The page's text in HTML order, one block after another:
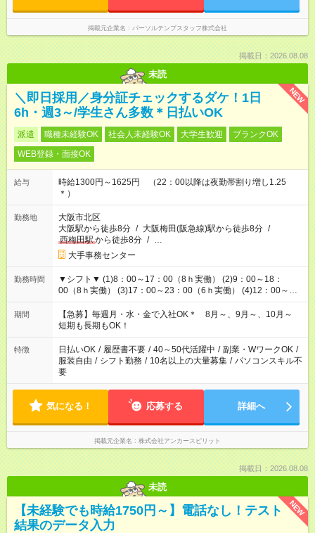
掲載元企業名 パーソルテンプスタッフ株式会社
掲載日：2026.08.08
未読
NEW
＼即日採用／身分証チェックするダケ！1日
6h・週3～/学生さん多数＊日払いOK
派遣 職種未経験OK 社会人未経験OK 大学生歓迎
ブランクOK
WEB登録・面接OK
給与
時給1300円～1625円 （22：00以降は夜勤帯割り増し1.25
＊）
勤務地
大阪市北区
大阪駅から徒歩8分 / 大阪梅田(阪急線)駅から徒歩8分 /
西梅田駅から徒歩8分 / …
大手事務センター
勤務時間
▼シフト▼ (1)8：00～17：00（8ｈ実働） (2)9：00～18：
00（8ｈ実働） (3)17：00～23：00（6ｈ実働） (4)12：00～
21：00（8ｈ実働） (5)23：00～8：00（8ｈ実働）
期間
【急募】毎週月・水・金で入社OK＊ 8月～、9月～、10月～
短期も長期もOK！
特徴 日払いOK / 履歴書不要 / 40～50代活躍中 / 副業・WワークOK /
服装自由 / シフト勤務 / 10名以上の大量募集 / パソコンスキル不
要
気になる！ 応募する 詳細へ
掲載元企業名 株式会社アンカースピリット
掲載日：2026.08.08
未読
NEW
【未経験でも時給1750円～】電話なし！テスト
結果のデータ入力